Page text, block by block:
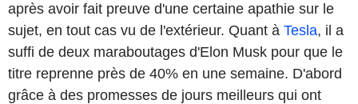
après avoir fait preuve d'une certaine apathie sur le
sujet, en tout cas vu de l'extérieur. Quant à Tesla, il a
suffi de deux maraboutages d'Elon Musk pour que le
titre reprenne près de 40% en une semaine. D'abord
grâce à des promesses de jours meilleurs qui ont